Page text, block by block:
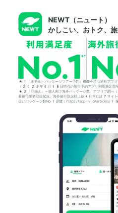
NEWT（ニュート）
かしこい、おトク、
*1「ホテル・パッケージツアー予約」機能を持つ旅行アプリ
（2025年6月18日時点の旅行予約アプリ利用満足度
*2「品揃え」＝個人向け海外パッケージ数。アプリ
要旅行業者取扱状況」海外旅行取扱額上位4社含む計7サイト
扱いパッケージ数No.1調査：https://app-liv.jp/